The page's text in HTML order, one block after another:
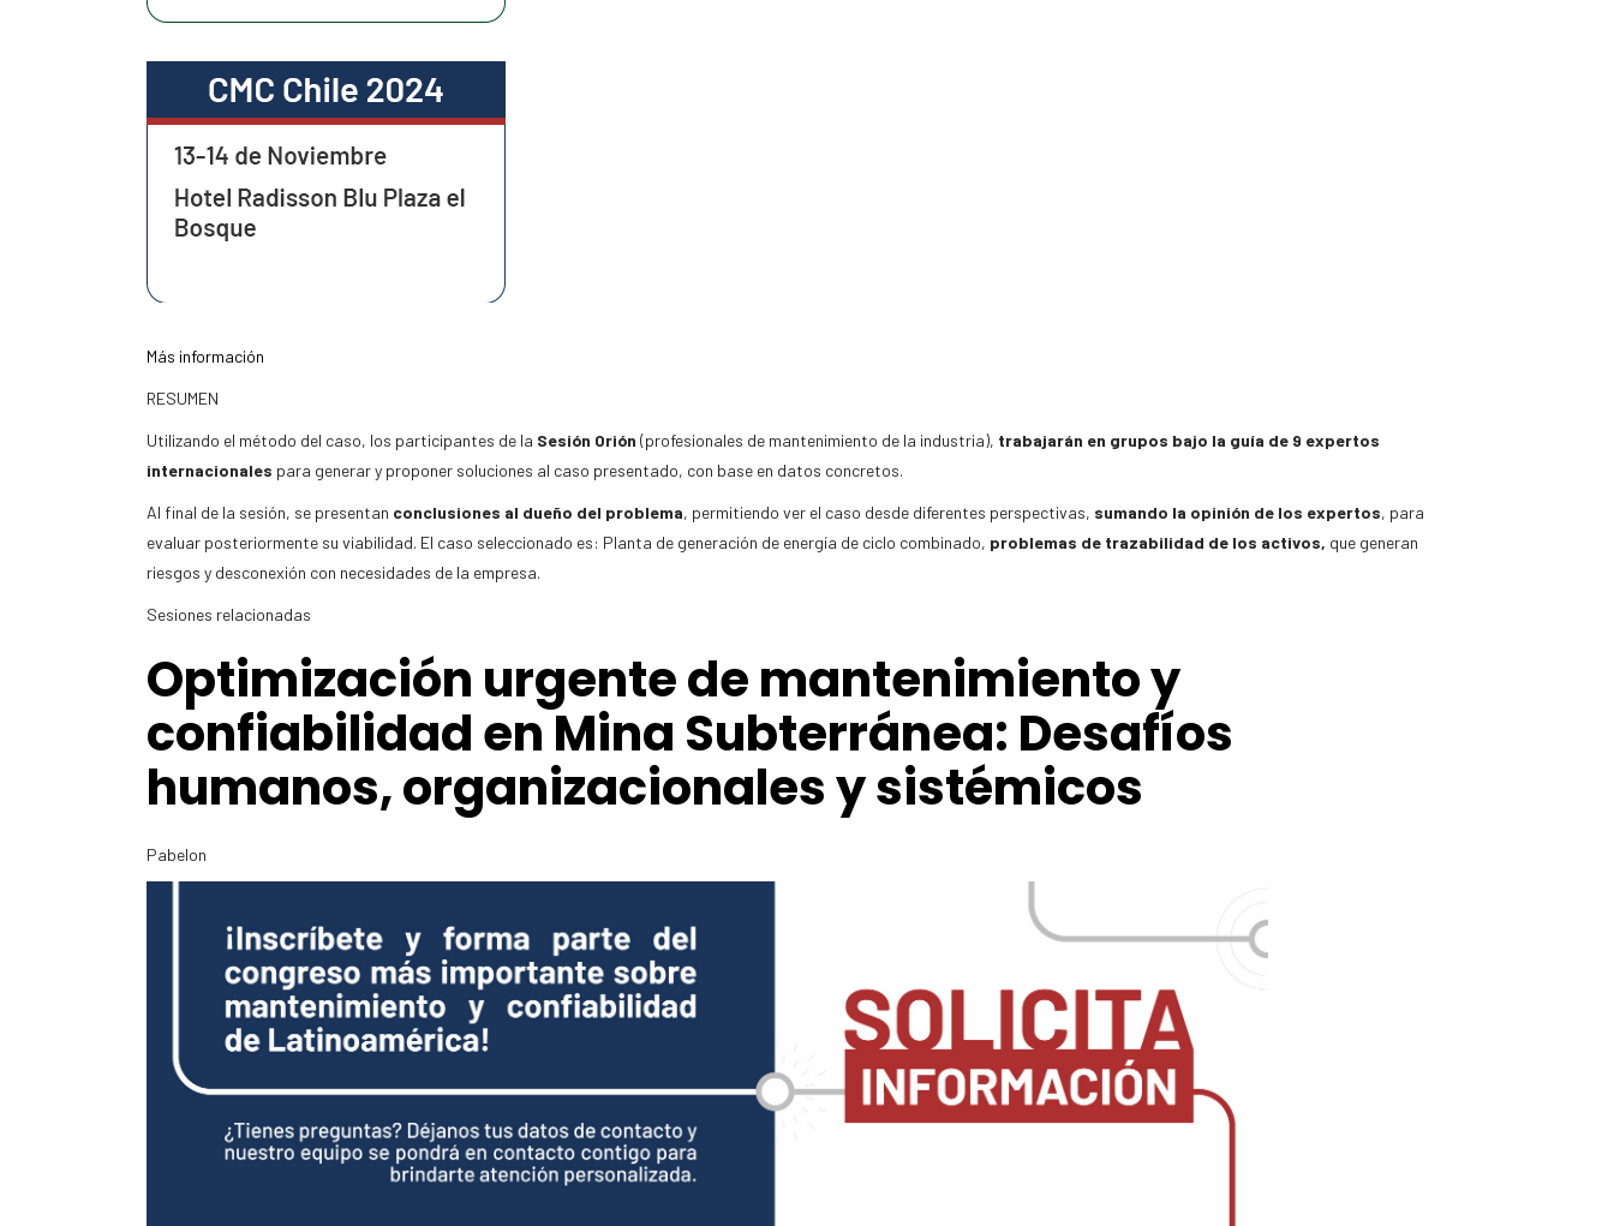
Más información
RESUMEN
Utilizando el método del caso, los participantes de la Sesión Orión (profesionales de mantenimiento de la industria), trabajarán en grupos bajo la guía de 9 expertos
internacionales para generar y proponer soluciones al caso presentado, con base en datos concretos.
Al final de la sesión, se presentan conclusiones al dueño del problema, permitiendo ver el caso desde diferentes perspectivas, sumando la opinión de los expertos, para
evaluar posteriormente su viabilidad. El caso seleccionado es: Planta de generación de energía de ciclo combinado, problemas de trazabilidad de los activos, que generan
riesgos y desconexión con necesidades de la empresa.
Sesiones relacionadas
Optimización urgente de mantenimiento y
confiabilidad en Mina Subterránea: Desafíos
humanos, organizacionales y sistémicos
Pabelon